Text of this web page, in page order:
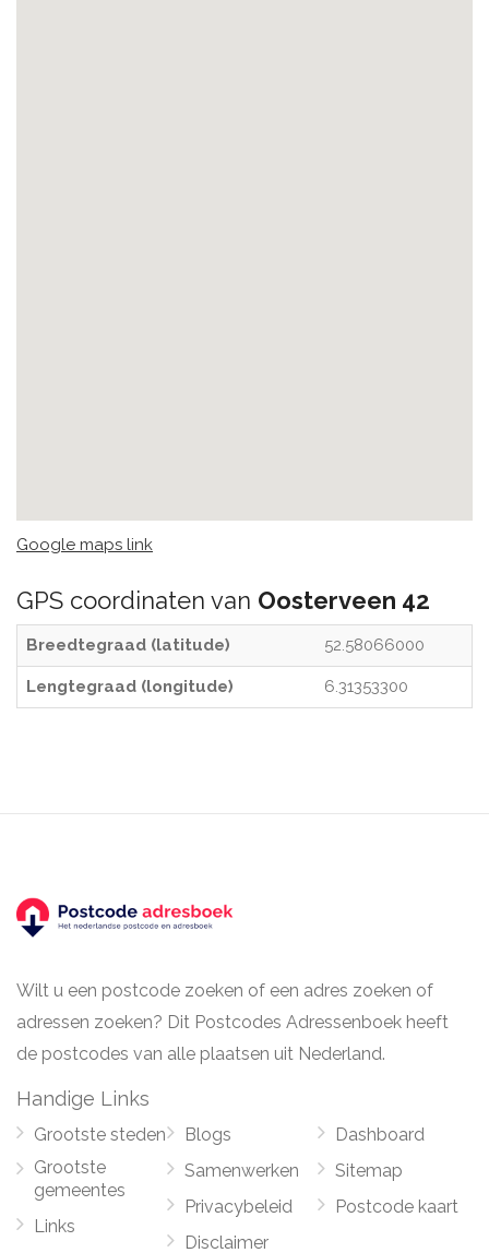
Google maps link
GPS coordinaten van Oosterveen 42
Breedtegraad (latitude) 52.58066000
Lengtegraad (longitude) 6.31353300
Wilt u een postcode zoeken of een adres zoeken of
adressen zoeken? Dit Postcodes Adressenboek heeft
de postcodes van alle plaatsen uit Nederland.
Handige Links
Grootste steden
Grootste
gemeentes
Links
Blogs
Samenwerken
Privacybeleid
Disclaimer
Dashboard
Sitemap
Postcode kaart